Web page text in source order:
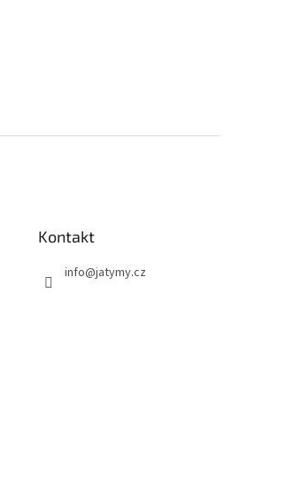
Kontakt
info@jatymy.cz